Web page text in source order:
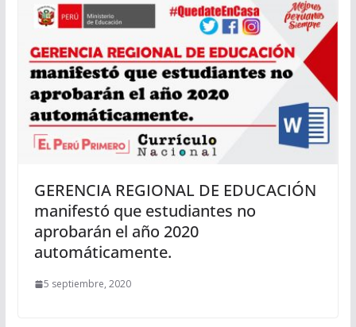
GERENCIA REGIONAL DE EDUCACIÓN
manifestó que estudiantes no
aprobarán el año 2020
automáticamente.
5 septiembre, 2020